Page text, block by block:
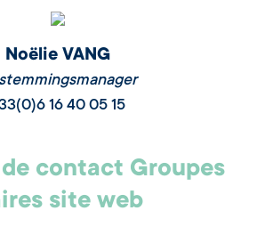
Noëlie VANG
16 40 05 15
contact Groupes
site web